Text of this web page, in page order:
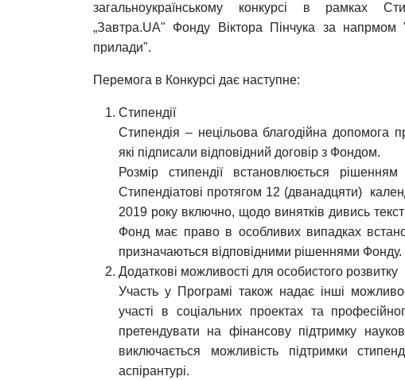
загальноукраїнському конкурсі в рамках
„Завтра.UA" Фонду Віктора Пінчука за напрмом
прилади".
Перемога в Конкурсі дає наступне:
Стипендії
Стипендія – нецільова благодійна допомога
які підписали відповідний договір з Фондом.
Розмір стипендії встановлюється
Стипендіатові протягом 12 (дванадцяти)
2019 року включно, щодо винятків дивись
Фонд має право в особливих випадках
призначаються відповідними рішеннями Фонду.
Додаткові можливості для особистого розвитку
Участь у Програмі також надає інші
участі в соціальних проектах та
претендувати на фінансову підтримку
виключається можливість підтримки
аспірантурі.